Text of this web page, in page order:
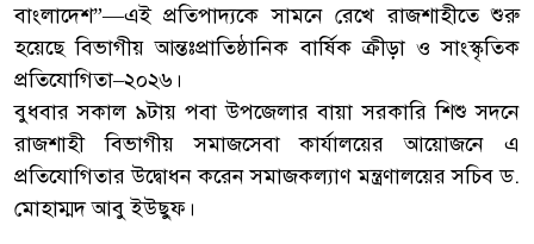
বাংলাদেশ”—এই প্রতিপাদ্যকে সামনে রেখে রাজশাহীতে শুরু
হয়েছে বিভাগীয় আন্তঃপ্রাতিষ্ঠানিক বার্ষিক ক্রীড়া ও সাংস্কৃতিক
প্রতিযোগিতা–২০২৬।
বুধবার সকাল ৯টায় পবা উপজেলার বায়া সরকারি শিশু সদনে
রাজশাহী বিভাগীয় সমাজসেবা কার্যালয়ের আয়োজনে এ
প্রতিযোগিতার উদ্বোধন করেন সমাজকল্যাণ মন্ত্রণালয়ের সচিব ড.
মোহাম্মদ আবু ইউছুফ।